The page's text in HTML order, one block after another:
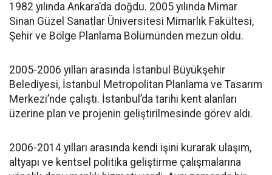
1982 yılında Ankara’da doğdu. 2005 yılında Mimar
Sinan Güzel Sanatlar Üniversitesi Mimarlık Fakültesi,
Şehir ve Bölge Planlama Bölümünden mezun oldu.
2005-2006 yılları arasında İstanbul Büyükşehir
Belediyesi, İstanbul Metropolitan Planlama ve Tasarım
Merkezi’nde çalıştı. İstanbul’da tarihi kent alanları
üzerine plan ve projenin geliştirilmesinde görev aldı.
2006-2014 yılları arasında kendi işini kurarak ulaşım,
altyapı ve kentsel politika geliştirme çalışmalarına